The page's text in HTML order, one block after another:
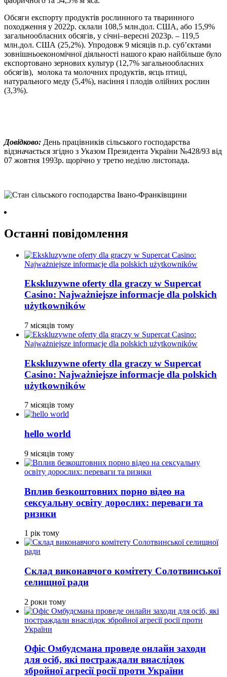
Обсяги експорту продуктів рослинного та тваринного
походження у 2022р. склали 108,5 млн.дол. США, або 15,9%
загальнообласних обсягів, у січні–вересні 2023р. – 119,5
млн.дол. США (25,2%). Упродовж 9 місяців п.р. суб’єктами
зовнішньоекономічної діяльності нашого краю найбільше було
експортовано зернових культур (12,7% загальнообласних
обсягів), молока та молочних продуктів, яєць птиці,
натурального меду (5,4%), насiння і плодів олійних рослин
(3,3%).
Довідково: День працівників сільського господарства
відзначається згідно з Указом Президента України №428/93 від
07 жовтня 1993р. щорічно у третю неділю листопада.
Останні повідомлення
Ekskluzywne oferty dla graczy w Supercat
Casino: Najważniejsze informacje dla polskich
użytkowników
7 місяців тому
Ekskluzywne oferty dla graczy w Supercat
Casino: Najważniejsze informacje dla polskich
użytkowników
7 місяців тому
hello world
9 місяців тому
Вплив безкоштовних порно відео на
сексуальну освіту дорослих: переваги та
ризики
1 рік тому
Склад виконавчого комітету Солотвинської
селищної ради
2 роки тому
Офіс Омбудсмана проведе онлайн заходи
для осіб, які постраждали внаслідок
збройної агресії росії проти України